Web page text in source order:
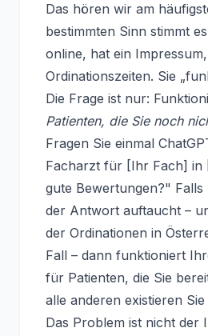
Das hören wir am
bestimmten Sinn stimmt
online, hat ein
Ordinationszeiten. Sie
Die Frage ist nur:
Patienten, die Sie noch
Fragen Sie einmal
Facharzt für [Ihr Fach] in
gute Bewertungen?"
der Antwort auftaucht –
der Ordinationen in
Fall – dann funktioniert
für Patienten, die Sie
alle anderen existieren
Das Problem ist nicht der